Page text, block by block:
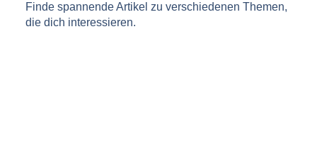
Finde spannende Artikel zu verschiedenen Themen,
die dich interessieren.